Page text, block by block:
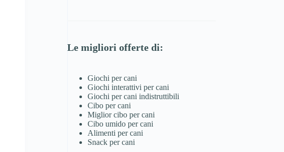
Le migliori offerte di:
Giochi per cani
Giochi interattivi per cani
Giochi per cani indistruttibili
Cibo per cani
Miglior cibo per cani
Cibo umido per cani
Alimenti per cani
Snack per cani